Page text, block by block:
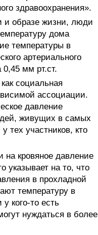
здравоохранения».
и образе жизни, люди
дома
температуры в
артериального
0,45 мм рт.ст.
социальная
ассоциации.
давление
живущих в самых
тех участников, кто
кровяное давление
указывает на то, что
в прохладной
температуру в
кого-то есть
нуждаться в более